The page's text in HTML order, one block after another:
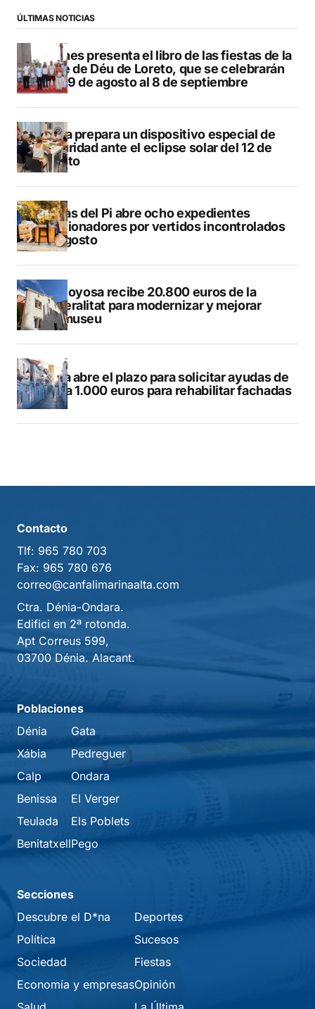
ÚLTIMAS NOTICIAS
Duanes presenta el libro de las fiestas de la
Mare de Déu de Loreto, que se celebrarán
del 29 de agosto al 8 de septiembre
Xàbia prepara un dispositivo especial de
seguridad ante el eclipse solar del 12 de
agosto
L’Alfàs del Pi abre ocho expedientes
sancionadores por vertidos incontrolados
en agosto
Villajoyosa recibe 20.800 euros de la
Generalitat para modernizar y mejorar
Vilamuseu
Altea abre el plazo para solicitar ayudas de
hasta 1.000 euros para rehabilitar fachadas
Contacto
Tlf: 965 780 703
Fax: 965 780 676
correo@canfalimarinaalta.com
Ctra. Dénia-Ondara.
Edifici en 2ª rotonda.
Apt Correus 599,
03700 Dénia. Alacant.
Poblaciones
Dénia
Xábia
Calp
Benissa
Teulada
Benitatxell
Gata
Pedreguer
Ondara
El Verger
Els Poblets
Pego
Secciones
Descubre el D*na
Política
Sociedad
Economía y empresas
Deportes
Sucesos
Fiestas
Opinión